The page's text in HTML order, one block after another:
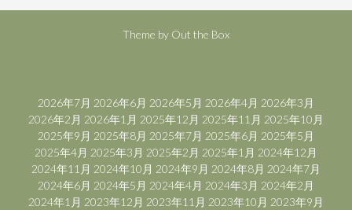
Theme by Out the Box
2026年7月 2026年6月 2026年5月 2026年4月 2026年3月
2026年2月 2026年1月 2025年12月 2025年11月 2025年10月
2025年9月 2025年8月 2025年7月 2025年6月 2025年5月
2025年4月 2025年3月 2025年2月 2025年1月 2024年12月
2024年11月 2024年10月 2024年9月 2024年8月 2024年7月
2024年6月 2024年5月 2024年4月 2024年3月 2024年2月
2024年1月 2023年12月 2023年11月 2023年10月 2023年9月